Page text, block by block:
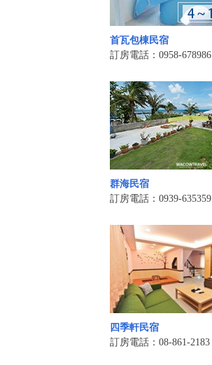
首瓦包棟民宿
訂房電話：0958-678986
群海民宿
訂房電話：0939-635359
四季軒民宿
訂房電話：08-861-2183